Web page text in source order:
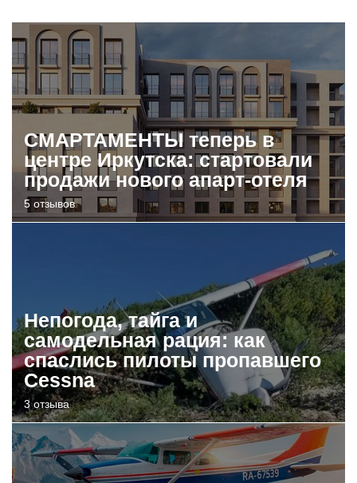
СМАРТАМЕНТЫ теперь в
центре Иркутска: стартовали
продажи нового апарт-отеля
5 отзывов
Непогода, тайга и
самодельная рация: как
спаслись пилоты пропавшего
Cessna
3 отзыва